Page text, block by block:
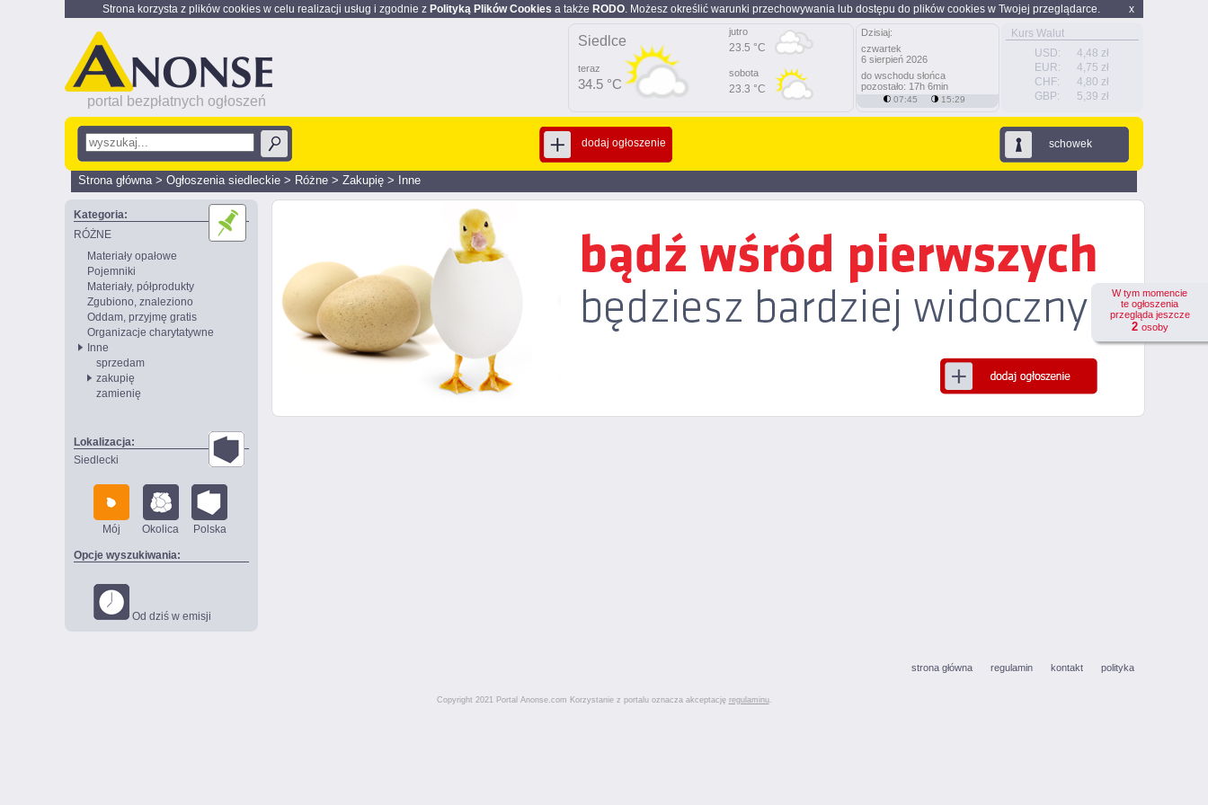
x
Strona korzysta z plików cookies w celu realizacji usług i zgodnie z Polityką Plików Cookies a także RODO. Możesz określić warunki przechowywania lub dostępu do plików cookies w Twojej przeglądarce.
portal bezpłatnych ogłoszeń
Kurs Walut
USD:
4,48 zł
EUR:
4,75 zł
CHF:
4,80 zł
GBP:
5,39 zł
Siedlce
teraz
34.5 °C
jutro
23.5 °C
sobota
23.3 °C
Dzisiaj:
czwartek
6 sierpień 2026
do wschodu słońca
pozostało: 17h 6min
07:45 15:29
schowek
dodaj ogłoszenie
Strona główna> Ogłoszenia siedleckie > Różne > Zakupię > Inne
Kategoria:
RÓŻNE
Materiały opałowe
Pojemniki
Materiały, półprodukty
Zgubiono, znaleziono
Oddam, przyjmę gratis
Organizacje charytatywne
Inne
sprzedam
zakupię
zamienię
Lokalizacja:
Siedlecki
Mój Okolica Polska
Opcje wyszukiwania:
Od dziś w emisji
W tym momencie
te ogłoszenia
przegląda jeszcze
2 osoby
strona główna regulamin kontakt polityka
Copyright 2021 Portal Anonse.com Korzystanie z portalu oznacza akceptację regulaminu.